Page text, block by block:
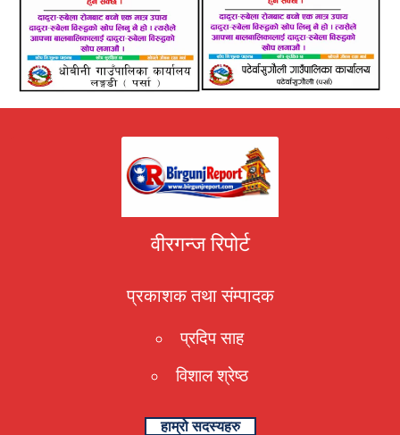
वीरगन्ज रिपोर्ट
प्रकाशक तथा संम्पादक
प्रदिप साह
विशाल श्रेष्ठ
हाम्रो सदस्यहरु